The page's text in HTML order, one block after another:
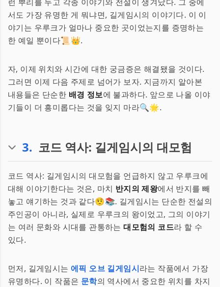
서도 가장 유명한 게 뭐냐면, 길게임시의 이야기다. 이 이
야기는 우루크가 얼마나 중요한 곳이었는지를 증명하는
한 예일 뿐이다📜👑.
자, 이제 위치와 시간에 대한 궁금증은 해결됐을 것이다.
그러면 이제 다음 주제로 넘어가 보자. 지금까지 알아본
내용들은 단순한 배경 정보에 불과하다. 앞으로 나올 이야
기들이 더 흥미롭다는 것을 잊지 마라🔍🌟.
3. 코드 역사: 길게임시의 대모험
코드 역사: 길게임시의 대모험을 언급하지 않고 우루크에
대해 이야기한다는 것은, 마치 반지의 제왕에서 반지를 빼
놓고 얘기하는 것과 같다🤨📚. 길게임시는 단순한 전설의
주인공이 아니라, 실제로 우루크의 왕이었고, 그의 이야기
는 여러 문화와 시대를 관통하는대모험의 코드라 할 수
있다.
먼저, 길게임시는 에픽 오브 길게임시라는 작품에서 가장
유명하다. 이 작품은 문학의 역사에서 중요한 위치를 차지